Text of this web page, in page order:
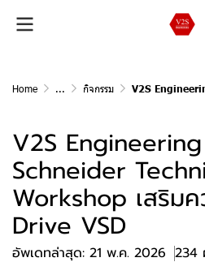
Home ... กิจกรรม V2S Engineering จัดอบรม
V2S
Schneider
Workshop เสริมค
Drive VSD
อัพเดทล่าสุด: 21 พ.ค. 2026 234